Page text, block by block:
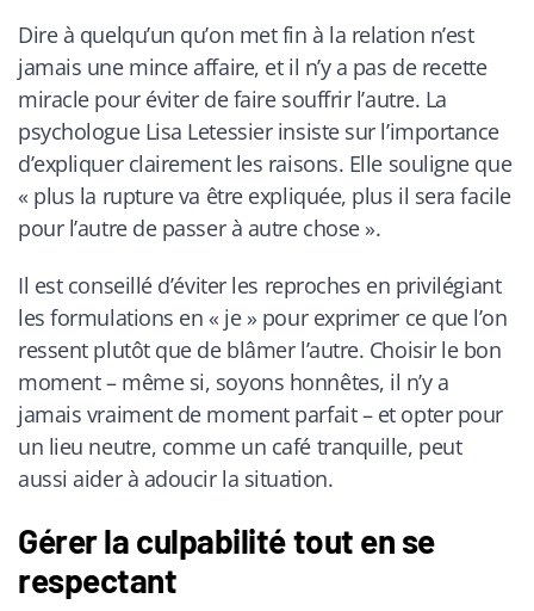
Dire à quelqu’un qu’on met fin à la relation n’est
jamais une mince affaire, et il n’y a pas de recette
miracle pour éviter de faire souffrir l’autre. La
psychologue Lisa Letessier insiste sur l’importance
d’expliquer clairement les raisons. Elle souligne que
« plus la rupture va être expliquée, plus il sera facile
pour l’autre de passer à autre chose ».
Il est conseillé d’éviter les reproches en privilégiant
les formulations en « je » pour exprimer ce que l’on
ressent plutôt que de blâmer l’autre. Choisir le bon
moment – même si, soyons honnêtes, il n’y a
jamais vraiment de moment parfait – et opter pour
un lieu neutre, comme un café tranquille, peut
aussi aider à adoucir la situation.
Gérer la culpabilité tout en se
respectant